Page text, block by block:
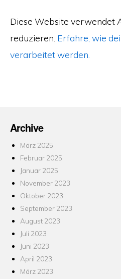
Diese Website verwendet
reduzieren. Erfahre, wie
verarbeitet werden.
Archive
März 2025
Februar 2025
Januar 2025
November 2023
Oktober 2023
September 2023
August 2023
Juli 2023
Juni 2023
April 2023
März 2023